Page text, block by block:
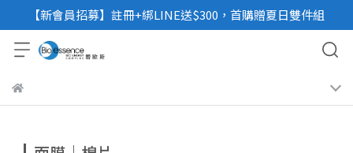
【新會員招募】註冊+綁LINE送$300，首購贈夏日雙件組